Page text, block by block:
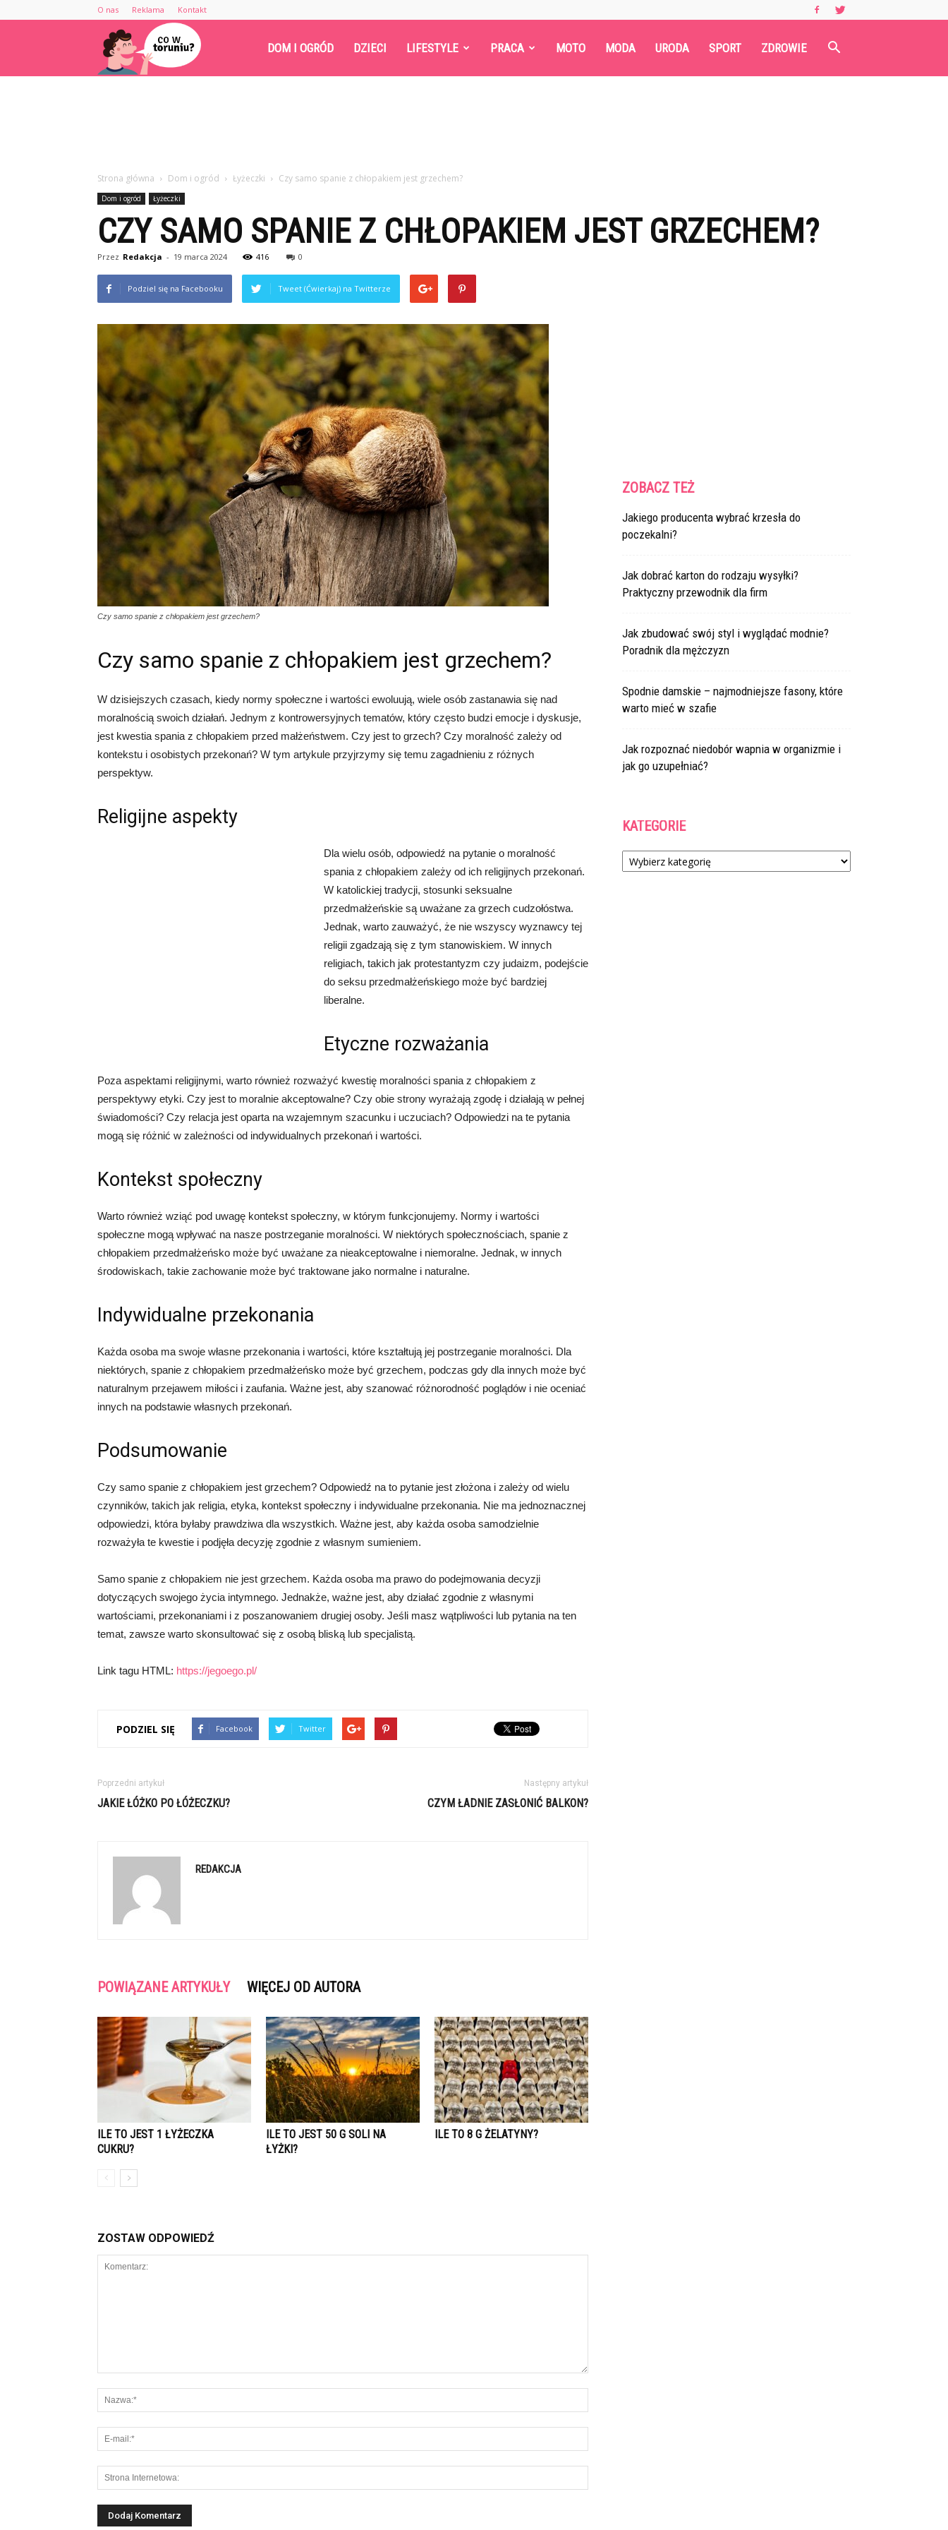
O nas Reklama Kontakt
Cowtoruniu.pl DOM I OGRÓD DZIECI LIFESTYLE PRACA MOTO MODA URODA SPORT ZDROWIE
Strona główna Dom i ogród Łyżeczki Czy samo spanie z chłopakiem jest grzechem?
Dom i ogród Łyżeczki
CZY SAMO SPANIE Z CHŁOPAKIEM JEST GRZECHEM?
Przez Redakcja - 19 marca 2024 416 0
Podziel się na Facebooku Tweet (Ćwierkaj) na Twitterze
Czy samo spanie z chłopakiem jest grzechem?
Czy samo spanie z chłopakiem jest grzechem?
W dzisiejszych czasach, kiedy normy społeczne i wartości ewoluują, wiele osób zastanawia się nad
moralnością swoich działań. Jednym z kontrowersyjnych tematów, który często budzi emocje i dyskusje,
jest kwestia spania z chłopakiem przed małżeństwem. Czy jest to grzech? Czy moralność zależy od
kontekstu i osobistych przekonań? W tym artykule przyjrzymy się temu zagadnieniu z różnych
perspektyw.
Religijne aspekty
Dla wielu osób, odpowiedź na pytanie o moralność
spania z chłopakiem zależy od ich religijnych przekonań.
W katolickiej tradycji, stosunki seksualne
przedmałżeńskie są uważane za grzech cudzołóstwa.
Jednak, warto zauważyć, że nie wszyscy wyznawcy tej
religii zgadzają się z tym stanowiskiem. W innych
religiach, takich jak protestantyzm czy judaizm, podejście
do seksu przedmałżeńskiego może być bardziej
liberalne.
Etyczne rozważania
Poza aspektami religijnymi, warto również rozważyć kwestię moralności spania z chłopakiem z
perspektywy etyki. Czy jest to moralnie akceptowalne? Czy obie strony wyrażają zgodę i działają w pełnej
świadomości? Czy relacja jest oparta na wzajemnym szacunku i uczuciach? Odpowiedzi na te pytania
mogą się różnić w zależności od indywidualnych przekonań i wartości.
Kontekst społeczny
Warto również wziąć pod uwagę kontekst społeczny, w którym funkcjonujemy. Normy i wartości
społeczne mogą wpływać na nasze postrzeganie moralności. W niektórych społecznościach, spanie z
chłopakiem przedmałżeńsko może być uważane za nieakceptowalne i niemoralne. Jednak, w innych
środowiskach, takie zachowanie może być traktowane jako normalne i naturalne.
Indywidualne przekonania
Każda osoba ma swoje własne przekonania i wartości, które kształtują jej postrzeganie moralności. Dla
niektórych, spanie z chłopakiem przedmałżeńsko może być grzechem, podczas gdy dla innych może być
naturalnym przejawem miłości i zaufania. Ważne jest, aby szanować różnorodność poglądów i nie oceniać
innych na podstawie własnych przekonań.
Podsumowanie
Czy samo spanie z chłopakiem jest grzechem? Odpowiedź na to pytanie jest złożona i zależy od wielu
czynników, takich jak religia, etyka, kontekst społeczny i indywidualne przekonania. Nie ma jednoznacznej
odpowiedzi, która byłaby prawdziwa dla wszystkich. Ważne jest, aby każda osoba samodzielnie
rozważyła te kwestie i podjęła decyzję zgodnie z własnym sumieniem.
Samo spanie z chłopakiem nie jest grzechem. Każda osoba ma prawo do podejmowania decyzji
dotyczących swojego życia intymnego. Jednakże, ważne jest, aby działać zgodnie z własnymi
wartościami, przekonaniami i z poszanowaniem drugiej osoby. Jeśli masz wątpliwości lub pytania na ten
temat, zawsze warto skonsultować się z osobą bliską lub specjalistą.
Link tagu HTML: https://jegoego.pl/
PODZIEL SIĘ Facebook Twitter
Poprzedni artykuł
JAKIE ŁÓŻKO PO ŁÓŻECZKU?
Następny artykuł
CZYM ŁADNIE ZASŁONIĆ BALKON?
REDAKCJA
POWIĄZANE ARTYKUŁY WIĘCEJ OD AUTORA
ILE TO JEST 1 ŁYŻECZKA
CUKRU?
ILE TO JEST 50 G SOLI NA
ŁYŻKI?
ILE TO 8 G ŻELATYNY?
ZOSTAW ODPOWIEDŹ
ZOBACZ TEŻ
Jakiego producenta wybrać krzesła do
poczekalni?
Jak dobrać karton do rodzaju wysyłki?
Praktyczny przewodnik dla firm
Jak zbudować swój styl i wyglądać modnie?
Poradnik dla mężczyzn
Spodnie damskie – najmodniejsze fasony, które
warto mieć w szafie
Jak rozpoznać niedobór wapnia w organizmie i
jak go uzupełniać?
KATEGORIE
Kategorie